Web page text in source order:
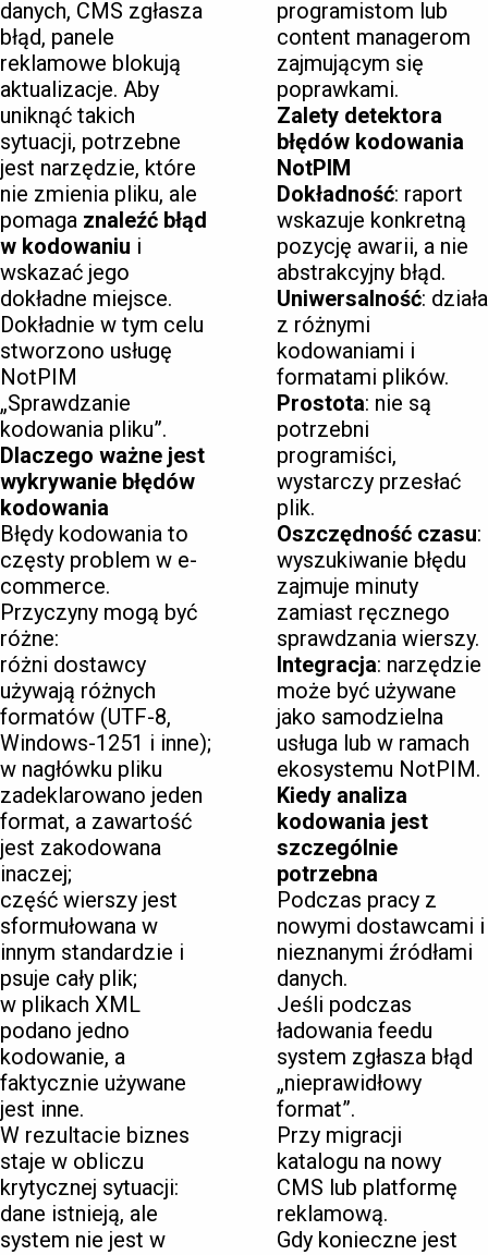
danych, CMS zgłasza
błąd, panele
reklamowe blokują
aktualizacje. Aby
uniknąć takich
sytuacji, potrzebne
jest narzędzie, które
nie zmienia pliku, ale
pomaga znaleźć błąd
w kodowaniu i
wskazać jego
dokładne miejsce.
Dokładnie w tym celu
stworzono usługę
NotPIM
„Sprawdzanie
kodowania pliku”.
Dlaczego ważne jest
wykrywanie błędów
kodowania
Błędy kodowania to
częsty problem w e-
commerce.
Przyczyny mogą być
różne:
różni dostawcy
używają różnych
formatów (UTF-8,
Windows-1251 i inne);
w nagłówku pliku
zadeklarowano jeden
format, a zawartość
jest zakodowana
inaczej;
część wierszy jest
sformułowana w
innym standardzie i
psuje cały plik;
w plikach XML
podano jedno
kodowanie, a
faktycznie używane
jest inne.
W rezultacie biznes
staje w obliczu
krytycznej sytuacji:
dane istnieją, ale
system nie jest w
programistom lub
content managerom
zajmującym się
poprawkami.
Zalety detektora
błędów kodowania
NotPIM
Dokładność: raport
wskazuje konkretną
pozycję awarii, a nie
abstrakcyjny błąd.
Uniwersalność: działa
z różnymi
kodowaniami i
formatami plików.
Prostota: nie są
potrzebni
programiści,
wystarczy przesłać
plik.
Oszczędność czasu:
wyszukiwanie błędu
zajmuje minuty
zamiast ręcznego
sprawdzania wierszy.
Integracja: narzędzie
może być używane
jako samodzielna
usługa lub w ramach
ekosystemu NotPIM.
Kiedy analiza
kodowania jest
szczególnie
potrzebna
Podczas pracy z
nowymi dostawcami i
nieznanymi źródłami
danych.
Jeśli podczas
ładowania feedu
system zgłasza błąd
„nieprawidłowy
format”.
Przy migracji
katalogu na nowy
CMS lub platformę
reklamową.
Gdy konieczne jest